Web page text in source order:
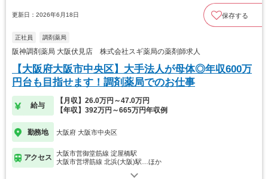
更新日：2026年6月18日 保存する
正社員 調剤薬局
阪神調剤薬局 大阪伏見店 株式会社スギ薬局の薬剤師求人
【大阪府大阪市中央区】大手法人が母体◎年収600万
円台も目指せます！調剤薬局でのお仕事
給与
【月収】26.0万円～47.0万円
【年収】392万円～665万円年収例
勤務地 大阪府 大阪市中央区
アクセス
大阪市営御堂筋線 淀屋橋駅
大阪市営堺筋線 北浜(大阪)駅…ほか